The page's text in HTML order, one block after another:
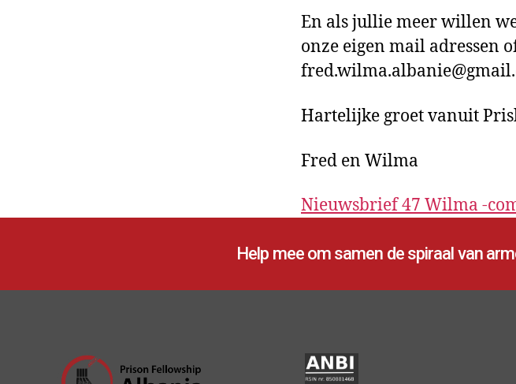
En als jullie meer willen
onze eigen mail adressen
Hartelijke groet vanuit
Fred en Wilma
Nieuwsbrief 47 Wilma -
Help mee om samen de spiraal van